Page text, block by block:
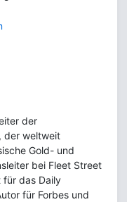
der
, der weltweit
Gold- und
bei Fleet Street
für das Daily
für Forbes und